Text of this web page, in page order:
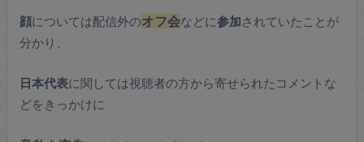
顔については配信外のオフ会などに参加されていたことが
分かり、
日本代表に関しては視聴者の方から寄せられたコメントな
どをきっかけに